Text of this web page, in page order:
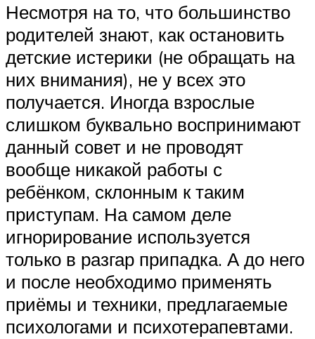
Несмотря на то, что большинство
родителей знают, как остановить
детские истерики (не обращать на
них внимания), не у всех это
получается. Иногда взрослые
слишком буквально воспринимают
данный совет и не проводят
вообще никакой работы с
ребёнком, склонным к таким
приступам. На самом деле
игнорирование используется
только в разгар припадка. А до него
и после необходимо применять
приёмы и техники, предлагаемые
психологами и психотерапевтами.